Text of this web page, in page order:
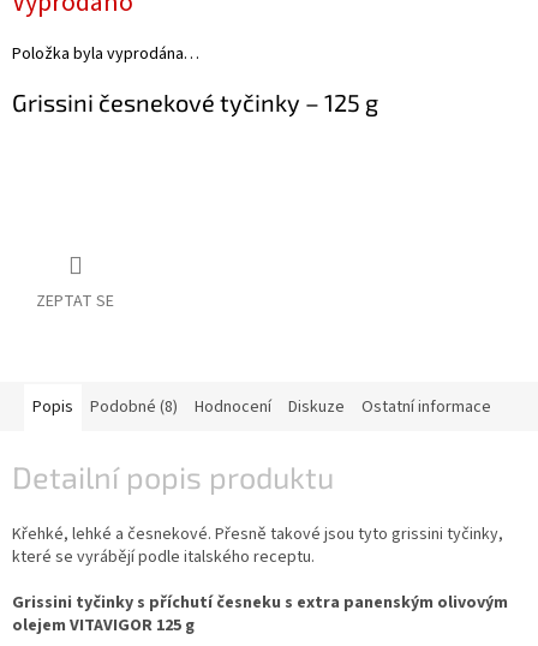
Akční
nabídka
Poslední
Klarety
Vína
Víno
podle
balení
vína
Delikatesy
k
vínu
Položka byla vyprodána…
Grissini česnekové tyčinky –⁠ 125 g
ZEPTAT SE
Popis Podobné (8) Hodnocení Diskuze Ostatní informace
Detailní popis produktu
Křehké, lehké a česnekové. Přesně takové jsou tyto grissini tyčinky,
které se vyrábějí podle italského receptu.
Grissini tyčinky s příchutí česneku s extra panenským olivovým
olejem VITAVIGOR 125 g